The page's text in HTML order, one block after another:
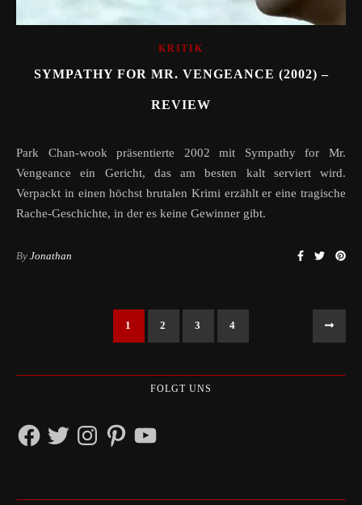
KRITIK
SYMPATHY FOR MR. VENGEANCE (2002) –
REVIEW
Park Chan-wook präsentierte 2002 mit Sympathy for Mr.
Vengeance ein Gericht, das am besten kalt serviert wird.
Verpackt in einen höchst brutalen Krimi erzählt er eine tragische
Rache-Geschichte, in der es keine Gewinner gibt.
By Jonathan
1 2 3 4
FOLGT UNS
FacebookTwitterInstagramPinterestYouTube